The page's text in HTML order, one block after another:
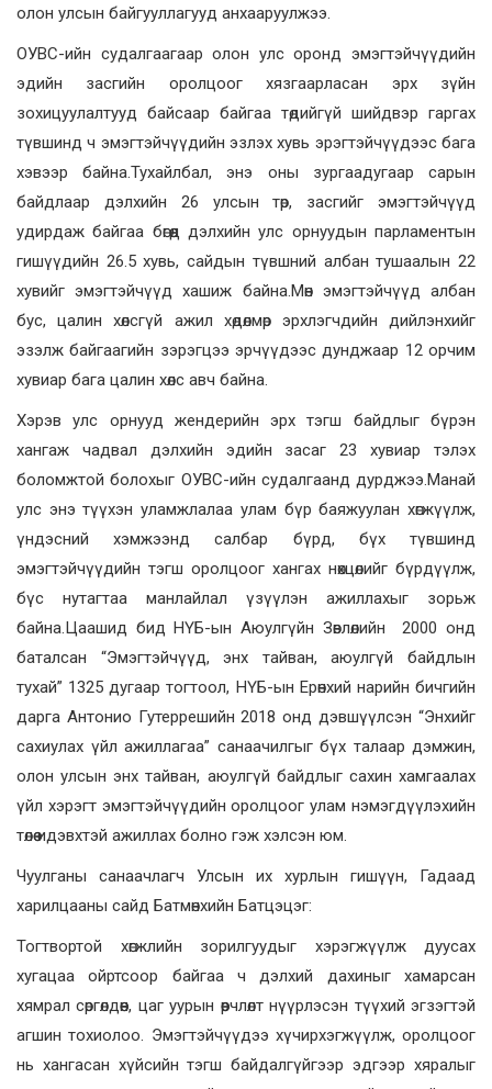
олон улсын байгууллагууд анхааруулжээ.
ОУВС-ийн судалгаагаар олон улс оронд эмэгтэйчүүдийн
эдийн засгийн оролцоог хязгаарласан эрх зүйн
зохицуулалтууд байсаар байгаа төдийгүй шийдвэр гаргах
түвшинд ч эмэгтэйчүүдийн эзлэх хувь эрэгтэйчүүдээс бага
хэвээр байна.Тухайлбал, энэ оны зургаадугаар сарын
байдлаар дэлхийн 26 улсын төр, засгийг эмэгтэйчүүд
удирдаж байгаа бөгөөд дэлхийн улс орнуудын парламентын
гишүүдийн 26.5 хувь, сайдын түвшний албан тушаалын 22
хувийг эмэгтэйчүүд хашиж байна.Мөн эмэгтэйчүүд албан
бус, цалин хөлсгүй ажил хөдөлмөр эрхлэгчдийн дийлэнхийг
эзэлж байгаагийн зэрэгцээ эрчүүдээс дунджаар 12 орчим
хувиар бага цалин хөлс авч байна.
Хэрэв улс орнууд жендерийн эрх тэгш байдлыг бүрэн
хангаж чадвал дэлхийн эдийн засаг 23 хувиар тэлэх
боломжтой болохыг ОУВС-ийн судалгаанд дурджээ.Манай
улс энэ түүхэн уламжлалаа улам бүр баяжуулан хөгжүүлж,
үндэсний хэмжээнд салбар бүрд, бүх түвшинд
эмэгтэйчүүдийн тэгш оролцоог хангах нөхцөлийг бүрдүүлж,
бүс нутагтаа манлайлал үзүүлэн ажиллахыг зорьж
байна.Цаашид бид НҮБ-ын Аюулгүйн Зөвлөлийн 2000 онд
баталсан “Эмэгтэйчүүд, энх тайван, аюулгүй байдлын
тухай” 1325 дугаар тогтоол, НҮБ-ын Ерөнхий нарийн бичгийн
дарга Антонио Гутеррешийн 2018 онд дэвшүүлсэн “Энхийг
сахиулах үйл ажиллагаа” санаачилгыг бүх талаар дэмжин,
олон улсын энх тайван, аюулгүй байдлыг сахин хамгаалах
үйл хэрэгт эмэгтэйчүүдийн оролцоог улам нэмэгдүүлэхийн
төлөө идэвхтэй ажиллах болно гэж хэлсэн юм.
Чуулганы санаачлагч Улсын их хурлын гишүүн, Гадаад
харилцааны сайд Батмөнхийн Батцэцэг:
Тогтвортой хөгжлийн зорилгуудыг хэрэгжүүлж дуусах
хугацаа ойртсоор байгаа ч дэлхий дахиныг хамарсан
хямрал сөргөлдөөн, цаг уурын өөрчлөлт нүүрлэсэн түүхий эгзэгтэй
агшин тохиолоо. Эмэгтэйчүүдээ хүчирхэгжүүлж, оролцоог
нь хангасан хүйсийн тэгш байдалгүйгээр эдгээр хяралыг